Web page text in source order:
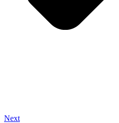
Next